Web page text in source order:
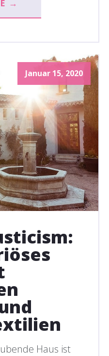
→
Januar 15, 2020
Haus ist